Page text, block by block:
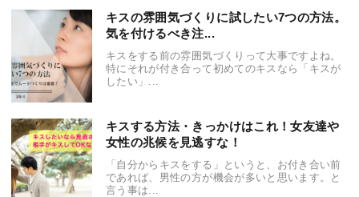
キスの雰囲気づくりに試したい7つの方法。
気を付けるべき注...
キスをする前の雰囲気づくりって大事ですよね。
特にそれが付き合って初めてのキスなら「キスが
したい」...
キスする方法・きっかけはこれ！女友達や
女性の兆候を見逃すな！
「自分からキスをする」というと、お付き合い前
であれば、男性の方が機会が多いと思います。と
言う事は...